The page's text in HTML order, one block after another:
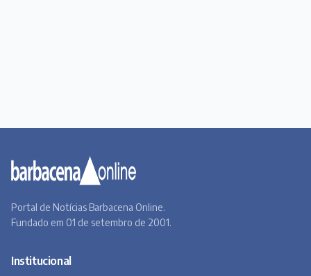
Portal de Notícias Barbacena Online.
Fundado em 01 de setembro de 2001.
Institucional